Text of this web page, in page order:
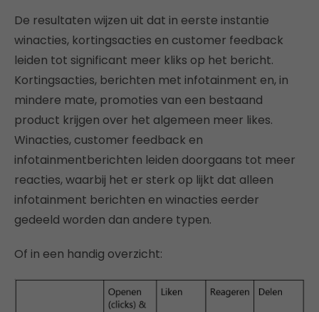
De resultaten wijzen uit dat in eerste instantie
winacties, kortingsacties en customer feedback
leiden tot significant meer kliks op het bericht.
Kortingsacties, berichten met infotainment en, in
mindere mate, promoties van een bestaand
product krijgen over het algemeen meer likes.
Winacties, customer feedback en
infotainmentberichten leiden doorgaans tot meer
reacties, waarbij het er sterk op lijkt dat alleen
infotainment berichten en winacties eerder
gedeeld worden dan andere typen.
Of in een handig overzicht: